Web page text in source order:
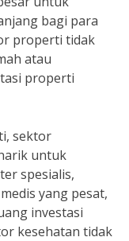
bagi para
properti tidak
atau
properti
sektor
untuk
spesialis,
yang pesat,
investasi
kesehatan tidak